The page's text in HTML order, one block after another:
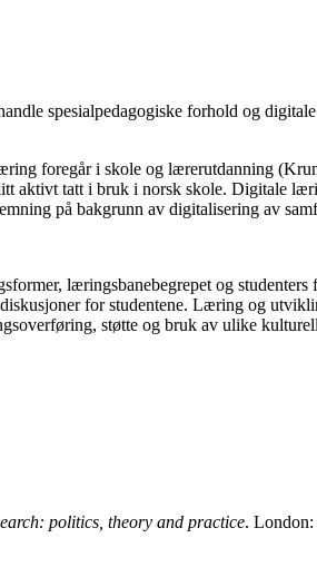
spesialpedagogiske forhold og
foregår i skole og lærerutdanning
aktivt tatt i bruk i norsk skole. Digitale
på bakgrunn av digitalisering av
læringsbanebegrepet og
for studentene. Læring og
støtte og bruk av ulike
politics, theory and practice. London: